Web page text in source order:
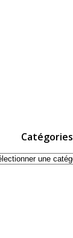
Catégories